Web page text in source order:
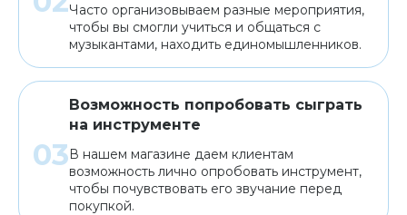
Часто организовываем разные мероприятия,
чтобы вы смогли учиться и общаться с
музыкантами, находить единомышленников.
Возможность попробовать сыграть
на инструменте
В нашем магазине даем клиентам
возможность лично опробовать инструмент,
чтобы почувствовать его звучание перед
покупкой.